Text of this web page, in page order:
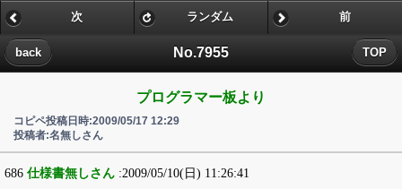
No.7955
back TOP
次 ランダム 前
プログラマー板より
コピペ投稿日時:2009/05/17 12:29
投稿者:名無しさん
686 仕様書無しさん :2009/05/10(日) 11:26:41